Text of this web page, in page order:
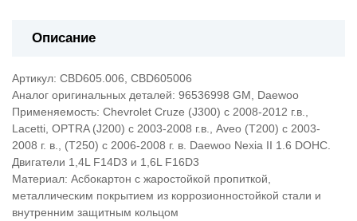
Описание
Артикул: CBD605.006, CBD605006
Аналог оригинальных деталей: 96536998 GM, Daewoo
Применяемость: Chevrolet Cruze (J300) с 2008-2012 г.в.,
Lacetti, OPTRA (J200) с 2003-2008 г.в., Aveo (T200) с 2003-
2008 г. в., (T250) с 2006-2008 г. в. Daewoo Nexia II 1.6 DOHC.
Двигатели 1,4L F14D3 и 1,6L F16D3
Материал: Асбокартон с жаростойкой пропиткой,
металлическим покрытием из коррозионностойкой стали и
внутренним защитным кольцом